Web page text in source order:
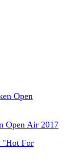
Open Air 2017